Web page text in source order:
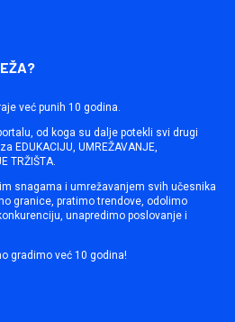
već punih 10 godina.
od koga su dalje potekli svi drugi
EDUKACIJU, UMREŽAVANJE,
TRŽIŠTA.
snagama i umrežavanjem svih učesnika
granice, pratimo trendove, odolimo
unapredimo poslovanje i
gradimo već 10 godina!